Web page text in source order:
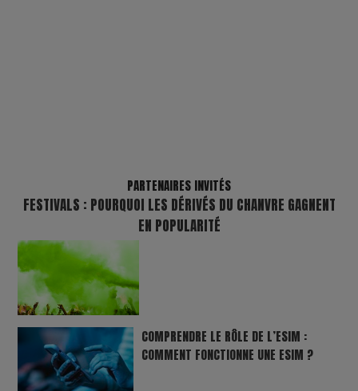
PARTENAIRES INVITÉS
FESTIVALS : POURQUOI LES DÉRIVÉS DU CHANVRE GAGNENT
EN POPULARITÉ
COMPRENDRE LE RÔLE DE L’ESIM :
COMMENT FONCTIONNE UNE ESIM ?